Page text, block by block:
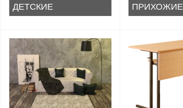
ДЕТСКИЕ ПРИХОЖИЕ